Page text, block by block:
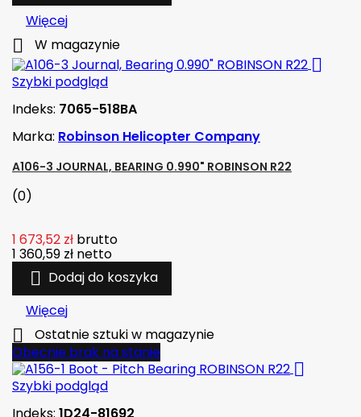
Więcej
 W magazynie

Szybki podgląd
Indeks: 7065-518BA
Marka: Robinson Helicopter Company
A106-3 JOURNAL, BEARING 0.990" ROBINSON R22
(0)
1 673,52 zł brutto
1 360,59 zł netto
 Dodaj do koszyka
Więcej

Ostatnie sztuki w magazynie
Obecnie brak na stanie

Szybki podgląd
Indeks: 1D24-81692